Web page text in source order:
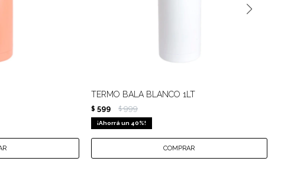
TERMO BALA BLANCO 1LT
$ 599 $ 999
40